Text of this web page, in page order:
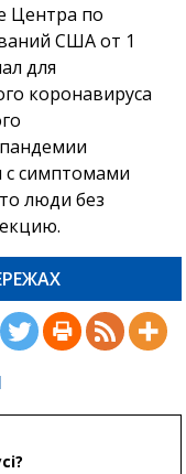
Центра по
США от 1
для
коронавируса
с симптомами
люди без